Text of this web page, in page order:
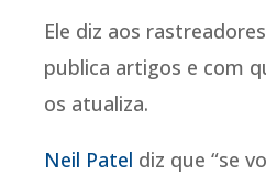
Ele diz aos
publica artigos e com
os atualiza.
Neil Patel diz que “se